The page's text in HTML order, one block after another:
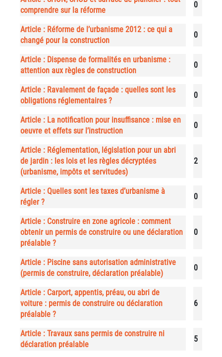
comprendre sur la réforme
0
Article : Réforme de l’urbanisme 2012 : ce qui a
changé pour la construction
0
Article : Dispense de formalités en urbanisme :
attention aux règles de construction
0
Article : Ravalement de façade : quelles sont les
obligations réglementaires ?
0
Article : La notification pour insuffisance : mise en
oeuvre et effets sur l’instruction
0
Article : Réglementation, législation pour un abri
de jardin : les lois et les règles décryptées
(urbanisme, impôts et servitudes)
2
Article : Quelles sont les taxes d’urbanisme à
régler ?
0
Article : Construire en zone agricole : comment
obtenir un permis de construire ou une déclaration
préalable ?
0
Article : Piscine sans autorisation administrative
(permis de construire, déclaration préalable)
0
Article : Carport, appentis, préau, ou abri de
voiture : permis de construire ou déclaration
préalable ?
6
Article : Travaux sans permis de construire ni
déclaration préalable
5